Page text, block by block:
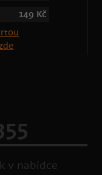
149 Kč
v nabídce